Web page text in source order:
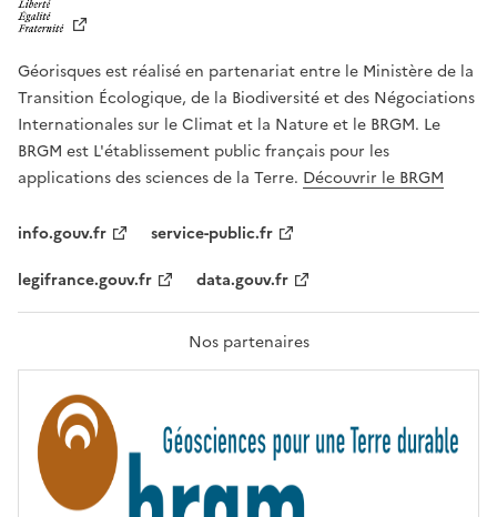
T
É
,
É
G
A
L
F
A
T
R
T
É
Géorisques est réalisé en partenariat entre le Ministère de la
Transition Écologique, de la Biodiversité et des Négociations
Internationales sur le Climat et la Nature et le BRGM. Le
BRGM est L'établissement public français pour les
applications des sciences de la Terre. Découvrir le BRGM
info.gouv.fr
service-public.fr
legifrance.gouv.fr
data.gouv.fr
Nos partenaires